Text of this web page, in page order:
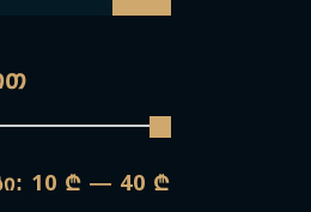
10 ₾ — 40 ₾